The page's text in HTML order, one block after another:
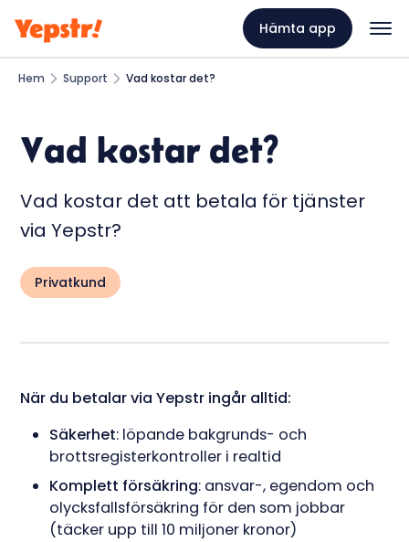
Hämta app
Hem Support Vad kostar det?
Vad kostar det?
Vad kostar det att betala för tjänster
via Yepstr?
Privatkund
När du betalar via Yepstr ingår alltid:
Säkerhet: löpande bakgrunds- och
brottsregisterkontroller i realtid
Komplett försäkring: ansvar-, egendom och
olycksfallsförsäkring för den som jobbar
(täcker upp till 10 miljoner kronor)